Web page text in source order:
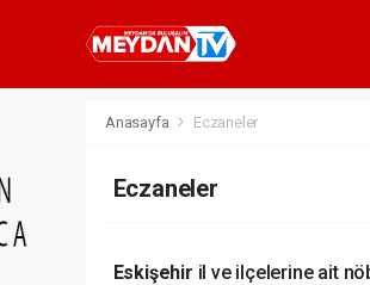
Anasayfa Eczaneler
Eczaneler
Eskişehir il ve ilçelerine ait